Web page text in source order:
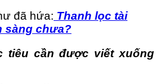
đã hứa: Thanh lọc tài
sàng chưa?
tiêu cần được viết xuống